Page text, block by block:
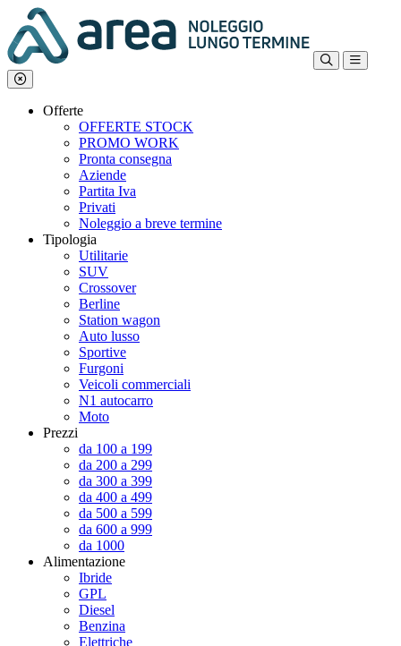
Offerte
OFFERTE STOCK
PROMO WORK
Pronta consegna
Aziende
Partita Iva
Privati
Noleggio a breve termine
Tipologia
Utilitarie
SUV
Crossover
Berline
Station wagon
Auto lusso
Sportive
Furgoni
Veicoli commerciali
N1 autocarro
Moto
Prezzi
da 100 a 199
da 200 a 299
da 300 a 399
da 400 a 499
da 500 a 599
da 600 a 999
da 1000
Alimentazione
Ibride
GPL
Diesel
Benzina
Elettriche